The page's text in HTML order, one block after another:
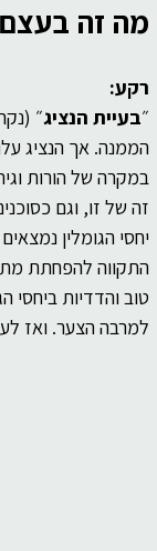
מה זה בעצם
רקע:
״בעיית הנציג״
הממנה. אך הנציג
במקרה של הורות
זה של זו, וגם
יחסי הגומלין
התקווה להפחתת
טוב והדדיות ביחסי
למרבה הצער. ואז